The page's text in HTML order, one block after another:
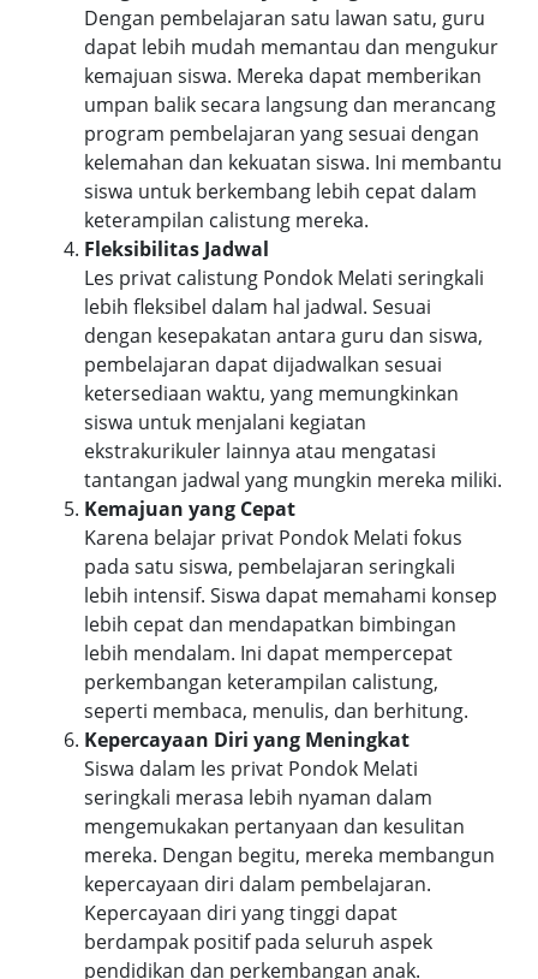
Dengan pembelajaran satu lawan satu, guru
dapat lebih mudah memantau dan mengukur
kemajuan siswa. Mereka dapat memberikan
umpan balik secara langsung dan merancang
program pembelajaran yang sesuai dengan
kelemahan dan kekuatan siswa. Ini membantu
siswa untuk berkembang lebih cepat dalam
keterampilan calistung mereka.
Fleksibilitas Jadwal
Les privat calistung Pondok Melati seringkali
lebih fleksibel dalam hal jadwal. Sesuai
dengan kesepakatan antara guru dan siswa,
pembelajaran dapat dijadwalkan sesuai
ketersediaan waktu, yang memungkinkan
siswa untuk menjalani kegiatan
ekstrakurikuler lainnya atau mengatasi
tantangan jadwal yang mungkin mereka miliki.
Kemajuan yang Cepat
Karena belajar privat Pondok Melati fokus
pada satu siswa, pembelajaran seringkali
lebih intensif. Siswa dapat memahami konsep
lebih cepat dan mendapatkan bimbingan
lebih mendalam. Ini dapat mempercepat
perkembangan keterampilan calistung,
seperti membaca, menulis, dan berhitung.
Kepercayaan Diri yang Meningkat
Siswa dalam les privat Pondok Melati
seringkali merasa lebih nyaman dalam
mengemukakan pertanyaan dan kesulitan
mereka. Dengan begitu, mereka membangun
kepercayaan diri dalam pembelajaran.
Kepercayaan diri yang tinggi dapat
berdampak positif pada seluruh aspek
pendidikan dan perkembangan anak.